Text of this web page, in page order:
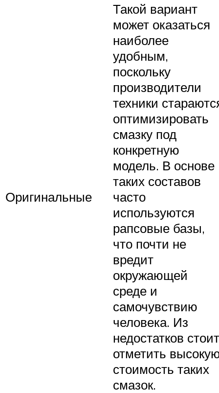
Оригинальные
Такой вариант
может оказаться
наиболее
удобным,
поскольку
производители
техники
оптимизировать
смазку под
конкретную
модель. В основе
таких составов
часто
используются
рапсовые базы,
что почти не
вредит
окружающей
среде и
самочувствию
человека. Из
недостатков стоит
отметить
стоимость таких
смазок.